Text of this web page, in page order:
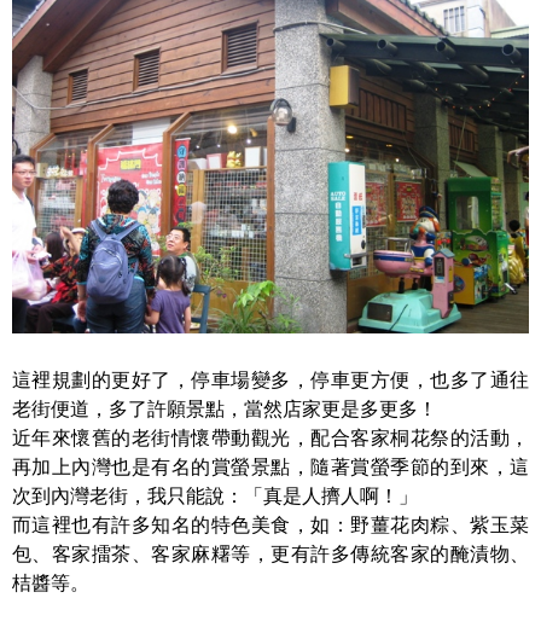
這裡規劃的更好了，停車場變多，停車更方便，也多了通往
老街便道，多了許願景點，當然店家更是多更多！
近年來懷舊的老街情懷帶動觀光，配合客家桐花祭的活動，
再加上內灣也是有名的賞螢景點，隨著賞螢季節的到來，這
次到內灣老街，我只能說：「真是人擠人啊！」
而這裡也有許多知名的特色美食，如：野薑花肉粽、紫玉菜
包、客家擂茶、客家麻糬等，更有許多傳統客家的醃漬物、
桔醬等。